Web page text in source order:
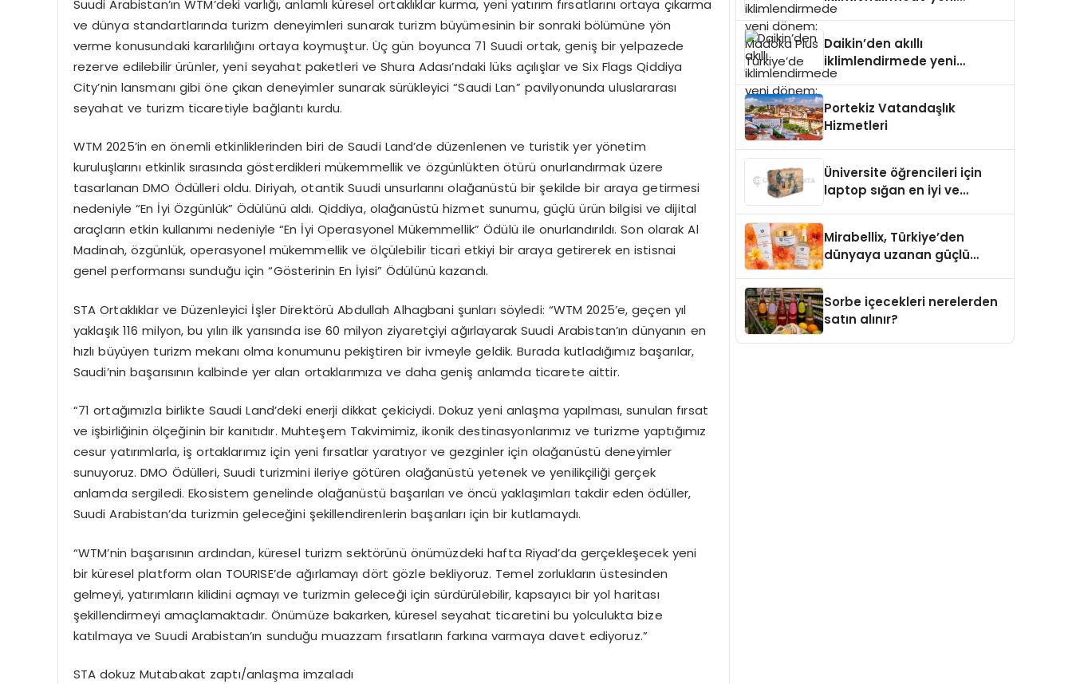
Suudi Arabistan’ın WTM’deki varlığı, anlamlı küresel ortaklıklar kurma, yeni yatırım fırsatlarını ortaya çıkarma
ve dünya standartlarında turizm deneyimleri sunarak turizm büyümesinin bir sonraki bölümüne yön
verme konusundaki kararlılığını ortaya koymuştur. Üç gün boyunca 71 Suudi ortak, geniş bir yelpazede
rezerve edilebilir ürünler, yeni seyahat paketleri ve Shura Adası’ndaki lüks açılışlar ve Six Flags Qiddiya
City’nin lansmanı gibi öne çıkan deneyimler sunarak sürükleyici “Saudi Lan” pavilyonunda uluslararası
seyahat ve turizm ticaretiyle bağlantı kurdu.
WTM 2025’in en önemli etkinliklerinden biri de Saudi Land’de düzenlenen ve turistik yer yönetim
kuruluşlarını etkinlik sırasında gösterdikleri mükemmellik ve özgünlükten ötürü onurlandırmak üzere
tasarlanan DMO Ödülleri oldu. Diriyah, otantik Suudi unsurlarını olağanüstü bir şekilde bir araya getirmesi
nedeniyle “En İyi Özgünlük” Ödülünü aldı. Qiddiya, olağanüstü hizmet sunumu, güçlü ürün bilgisi ve dijital
araçların etkin kullanımı nedeniyle “En İyi Operasyonel Mükemmellik” Ödülü ile onurlandırıldı. Son olarak Al
Madinah, özgünlük, operasyonel mükemmellik ve ölçülebilir ticari etkiyi bir araya getirerek en istisnai
genel performansı sunduğu için “Gösterinin En İyisi” Ödülünü kazandı.
STA Ortaklıklar ve Düzenleyici İşler Direktörü AbdullahAlhagbani şunları söyledi: “WTM 2025’e, geçen yıl
yaklaşık 116 milyon, bu yılın ilk yarısında ise 60 milyon ziyaretçiyi ağırlayarak Suudi Arabistan’ın dünyanın en
hızlı büyüyen turizmmekanı olma konumunu pekiştiren bir ivmeyle geldik. Burada kutladığımız başarılar,
Saudi’nin başarısının kalbinde yer alan ortaklarımıza ve daha geniş anlamda ticarete aittir.
“71 ortağımızla birlikte Saudi Land’deki enerji dikkat çekiciydi. Dokuz yeni anlaşma yapılması, sunulan fırsat
ve işbirliğinin ölçeğinin bir kanıtıdır. Muhteşem Takvimimiz, ikonik destinasyonlarımız ve turizme yaptığımız
cesur yatırımlarla, iş ortaklarımız için yeni fırsatlaryaratıyor ve gezginler için olağanüstü deneyimler
sunuyoruz. DMO Ödülleri, Suudi turizmini ileriye götüren olağanüstü yetenek ve yenilikçiliği gerçek
anlamda sergiledi. Ekosistem genelinde olağanüstü başarıları ve öncü yaklaşımları takdir eden ödüller,
Suudi Arabistan’da turizmin geleceğini şekillendirenlerin başarıları için bir kutlamaydı.
“WTM’nin başarısının ardından, küresel turizm sektörünü önümüzdeki hafta Riyad’da gerçekleşecek yeni
bir küresel platform olan TOURISE’de ağırlamayı dört gözle bekliyoruz. Temel zorlukların üstesinden
gelmeyi, yatırımların kilidini açmayı ve turizmin geleceği için sürdürülebilir, kapsayıcı bir yol haritası
şekillendirmeyi amaçlamaktadır. Önümüze bakarken, küresel seyahat ticaretini bu yolculukta bize
katılmaya ve Suudi Arabistan’ın sunduğu muazzam fırsatların farkına varmaya davet ediyoruz.”
STA dokuz Mutabakat zaptı/anlaşma imzaladı
dönem: Madoka Plus
Daikin’den akıllı
iklimlendirmede yeni
dönem: Madoka Plus
Portekiz Vatandaşlık
Hizmetleri
Üniversite öğrencileri için
laptop sığan en iyi ve
Mirabellix, Türkiye’den
dünyaya uzanan güçlü
Sorbe içecekleri nerelerden
satın alınır?